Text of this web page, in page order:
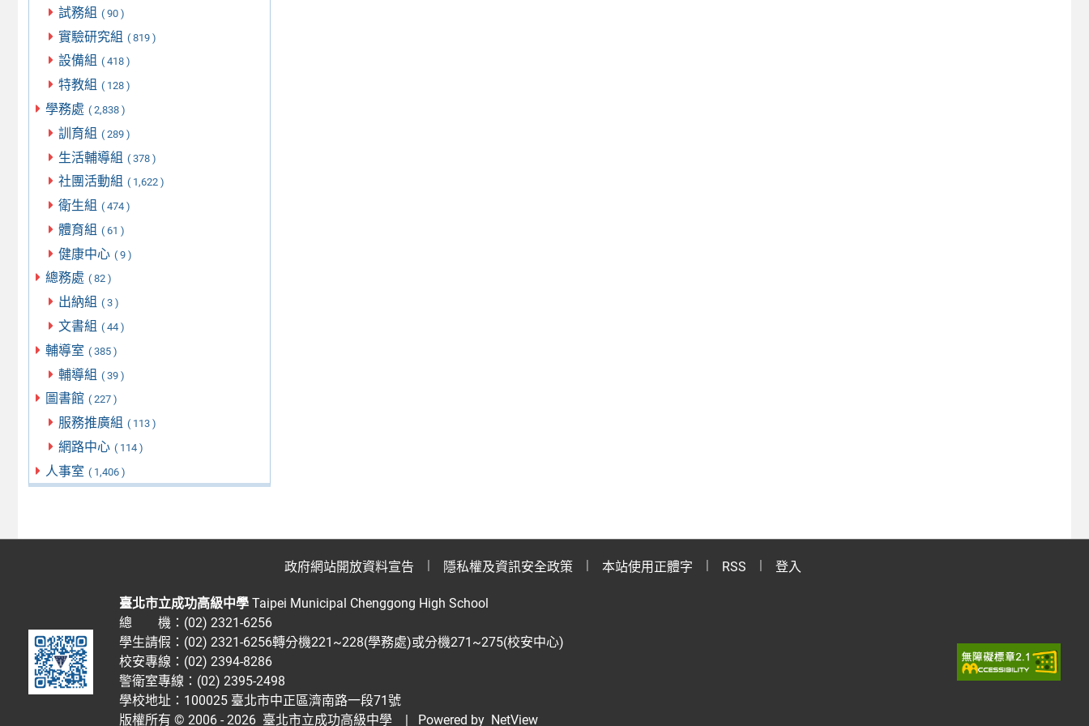
試務組 ( 90 )
實驗研究組 ( 819 )
設備組 ( 418 )
特教組 ( 128 )
學務處 ( 2,838 )
訓育組 ( 289 )
生活輔導組 ( 378 )
社團活動組 ( 1,622 )
衛生組 ( 474 )
體育組 ( 61 )
健康中心 ( 9 )
總務處 ( 82 )
出納組 ( 3 )
文書組 ( 44 )
輔導室 ( 385 )
輔導組 ( 39 )
圖書館 ( 227 )
服務推廣組 ( 113 )
網路中心 ( 114 )
人事室 ( 1,406 )
政府網站開放資料宣告 隱私權及資訊安全政策 本站使用正體字 RSS 登入
臺北市立成功高級中學Taipei Municipal Chenggong High School
總 機：(02) 2321-6256
學生請假：(02) 2321-6256轉分機221~228(學務處)或分機271~275(校安中心)
校安專線：(02) 2394-8286
警衛室專線：(02) 2395-2498
學校地址：100025 臺北市中正區濟南路一段71號
版權所有 © 2006 - 2026臺北市立成功高級中學 | Powered by NetView